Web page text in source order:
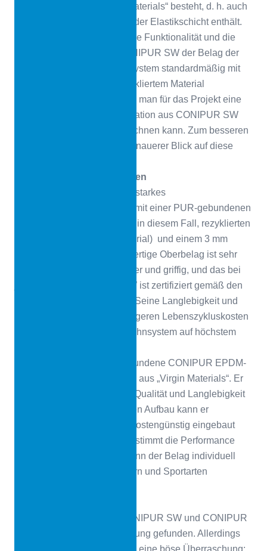
ausschließlich aus „Virgin Materials“ besteht, d. h. auch
kein rezykliertes Granulat in der Elastikschicht enthält.
Was die Anforderungen an die Funktionalität und die
Farbgebung betrifft, war CONIPUR SW der Belag der
Wahl. Allerdings ist dieses System standardmäßig mit
einer Elastikschicht aus rezykliertem Material
ausgestattet. Deshalb wählte man für das Projekt eine
Lösung, die man als Kombination aus CONIPUR SW
und CONIPUR EPDM bezeichnen kann. Zum besseren
Verständnis lohnt sich ein genauerer Blick auf diese
Das Beste aus beiden Welten
CONIPUR SW ist ein13 mm starkes
Polyurethanlaufbahnsystem mit einer PUR-gebundenen
Elastikschicht auf Basis von, in diesem Fall, rezyklierten
technical EPDM (Virgin Material) und einem 3 mm
PUR-Oberbelag. Der hochwertige Oberbelag ist sehr
widerstandsfähig, rutschsicher und griffig, und das bei
jedem Wetter. CONIPUR SW ist zertifiziert gemäß den
World Athletics Vorschriften. Seine Langlebigkeit und
die damit verbundenen geringeren Lebenszykluskosten
machen ihn zu einem Laufbahnsystem auf höchstem
Der 13 mm starke, PUR-gebundene CONIPUR EPDM-
Belag besteht ausschließlich aus „Virgin Materials“. Er
zeichnet sich durch höchste Qualität und Langlebigkeit
aus. Durch den einschichtigen Aufbau kann er
besonders zügig und damit kostengünstig eingebaut
werden. Die Schichtdicke bestimmt die Performance
und Schutzfunktion, somit kann der Belag individuell
den Bedürfnissen von Nutzern und Sportarten
Mit der Kombination aus CONIPUR SW und CONIPUR
EPDM schien die ideale Lösung gefunden. Allerdings
gab es während der Planung eine böse Überraschung: